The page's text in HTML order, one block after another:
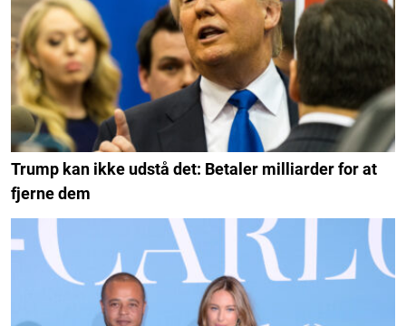
Trump kan ikke udstå det: Betaler milliarder for at
fjerne dem